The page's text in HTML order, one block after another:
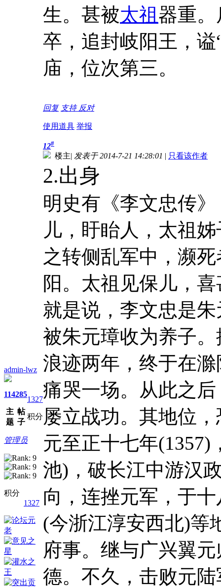
生。甚被太祖 器重
卒，追封岐阳王，
庙，位次第三。
回复 支持 反对
使用道具 举报
admin-lwz
114
主
题
285
帖
子
1327
积分
管理员
积分
1327
12#
楼主| 发表于 2014-7-21 14:28:01 | 只看该作者
2.出身
明史有《李文忠传
儿，盱眙人，太祖
之转侧乱军中，濒
阳。太祖见保儿，
就是说，李文忠是
被朱元璋收为养子
浪迹两年，终于在
痛哭一场。从此之
屡立战功。其地位
元至正十七年
池)，破长江中游汉
向，连挫元军，于
(今浙江淳安西北)等
府事。继与广兴翼
德。不久，击败元